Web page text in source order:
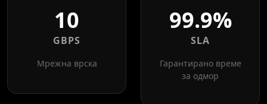
10
GBPS
Мрежна врска
99.9%
SLA
Гарантирано време
за одмор